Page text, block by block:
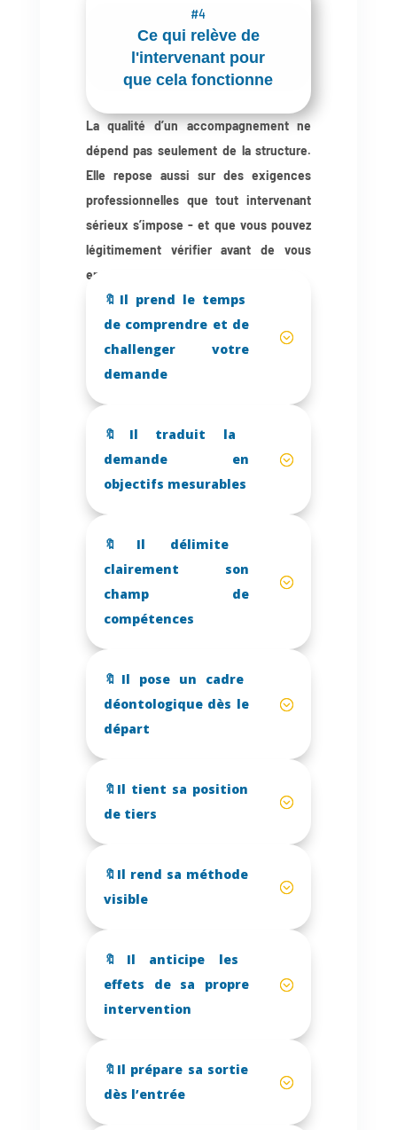
#4
Ce qui relève de
l'intervenant pour
que cela fonctionne
La qualité d’un accompagnement ne
dépend pas seulement de la structure.
Elle repose aussi sur des exigences
professionnelles que tout intervenant
sérieux s’impose - et que vous pouvez
légitimement vérifier avant de vous
engager.
🔖Il prend le temps
de comprendre et de
challenger votre
demande
🔖Il traduit la
demande en
objectifs mesurables
🔖Il délimite
clairement son
champ de
compétences
🔖Il pose un cadre
déontologique dès le
départ
🔖Il tient sa position
de tiers
🔖Il rend sa méthode
visible
🔖Il anticipe les
effets de sa propre
intervention
🔖Il prépare sa sortie
dès l’entrée